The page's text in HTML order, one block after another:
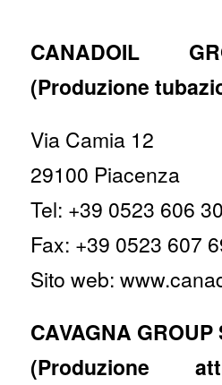
CANADOIL
(Produzione
Via Camia 12
29100 Piacenza
Tel: +39 0523 606
Fax: +39 0523 607
Sito web:
CAVAGNA GROUP
(Produzione